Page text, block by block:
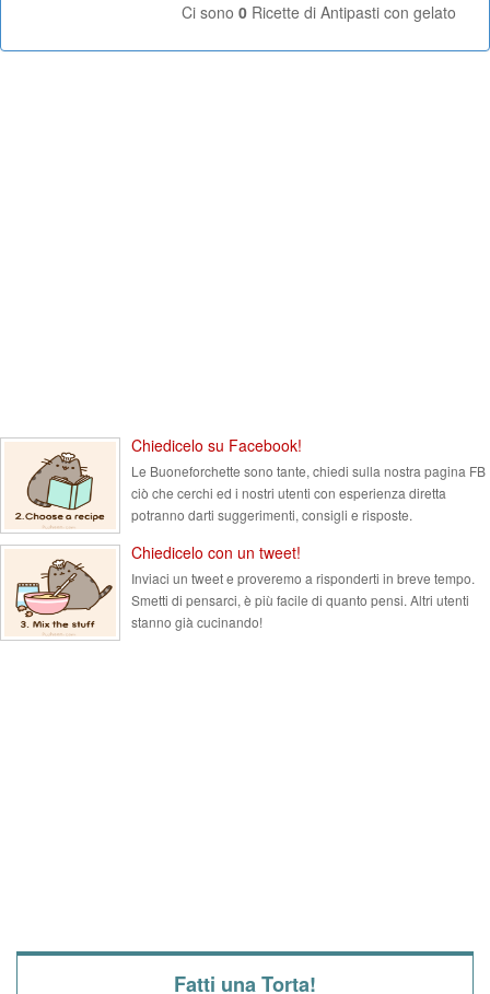
Ci sono 0 Ricette di Antipasti con gelato
Chiedicelo su Facebook!
Le Buoneforchette sono tante, chiedi sulla nostra pagina FB
ciò che cerchi ed i nostri utenti con esperienza diretta
potranno darti suggerimenti, consigli e risposte.
Chiedicelo con un tweet!
Inviaci un tweet e proveremo a risponderti in breve tempo.
Smetti di pensarci, è più facile di quanto pensi. Altri utenti
stanno già cucinando!
Fatti una Torta!